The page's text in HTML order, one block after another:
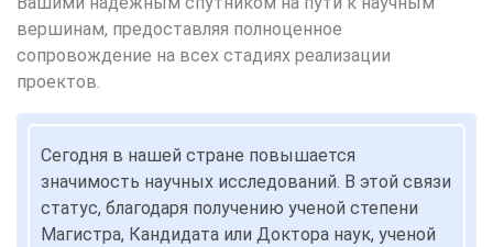
вершинам, предоставляя полноценное
сопровождение на всех стадиях реализации
проектов.
Сегодня в нашей стране повышается
значимость научных исследований. В этой связи
статус, благодаря получению ученой степени
Магистра, Кандидата или Доктора наук, ученой